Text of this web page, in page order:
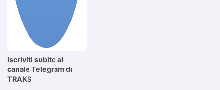
Iscriviti subito al
canale Telegram di
TRAKS